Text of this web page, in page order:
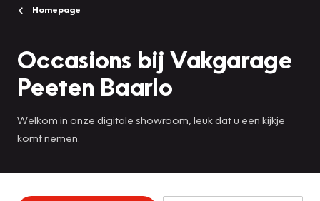
Homepage
Occasions bij Vakgarage
Peeten Baarlo
Welkom in onze digitale showroom, leuk dat u een kijkje
komt nemen.